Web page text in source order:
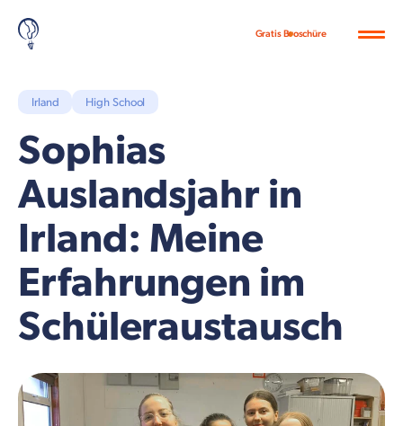
Gratis Broschüre
Irland High School
Sophias
Auslandsjahr in
Irland: Meine
Erfahrungen im
Schüleraustausch